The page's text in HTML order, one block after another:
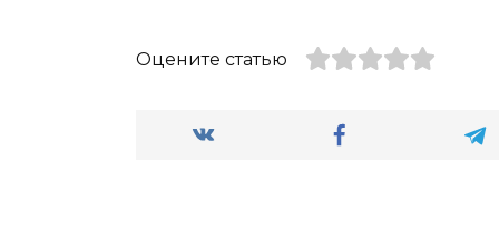
Оцените статью